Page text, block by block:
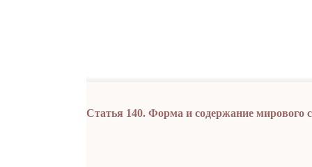
Статья 140. Форма и содержание мирового